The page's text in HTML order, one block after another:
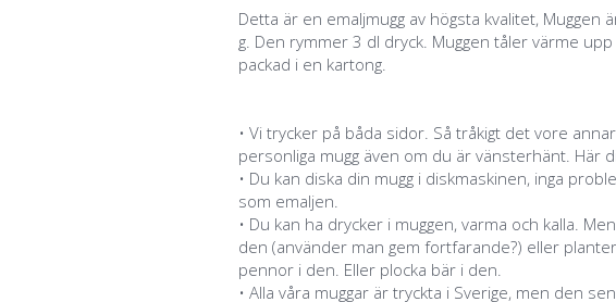
Detta är en emaljmugg av högsta kvalitet, Muggen
g. Den rymmer 3 dl dryck. Muggen tåler värme
packad i en kartong.
• Vi trycker på båda sidor. Så tråkigt det vore
personliga mugg även om du är vänsterhänt. Här
• Du kan diska din mugg i diskmaskinen, inga
som emaljen.
• Du kan ha drycker i muggen, varma och kalla.
den (använder man gem fortfarande?) eller
pennor i den. Eller plocka bär i den.
• Alla våra muggar är tryckta i Sverige, men den